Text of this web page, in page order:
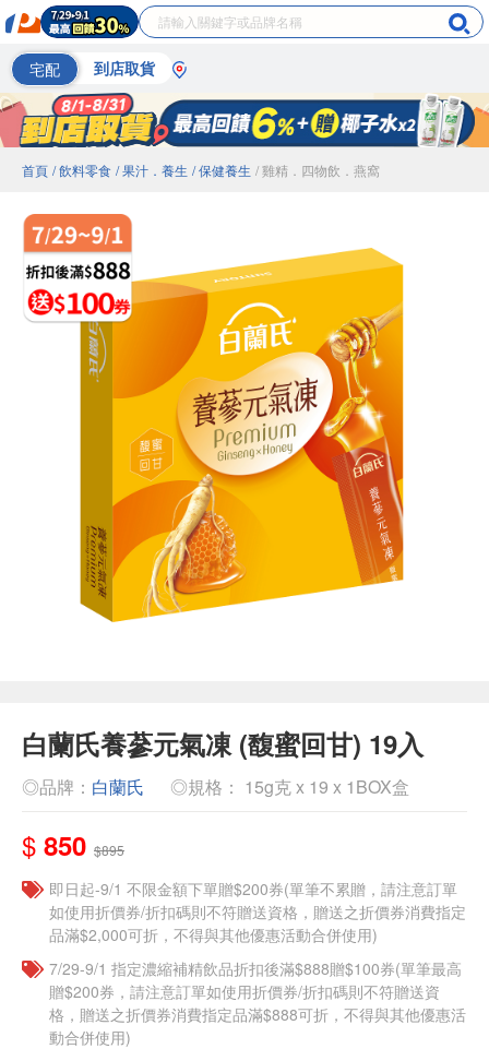
宅配 到店取貨
首頁 / 飲料零食 / 果汁．養生 / 保健養生 / 雞精．四物飲．燕窩
白蘭氏養蔘元氣凍 (馥蜜回甘) 19入
◎品牌： 白蘭氏 ◎規格： 15g克 x 19 x 1BOX盒
$ 850 $895
即日起-9/1 不限金額下單贈$200券(單筆不累贈，請注意訂單
如使用折價券/折扣碼則不符贈送資格，贈送之折價券消費指定
品滿$2,000可折，不得與其他優惠活動合併使用)
7/29-9/1 指定濃縮補精飲品​折扣後滿$888贈$100券(單筆最高
贈$200券，請注意訂單如使用折價券/折扣碼則不符贈送資
格，贈送之折價券消費指定品滿$888可折，不得與其他優惠活
動合併使用)